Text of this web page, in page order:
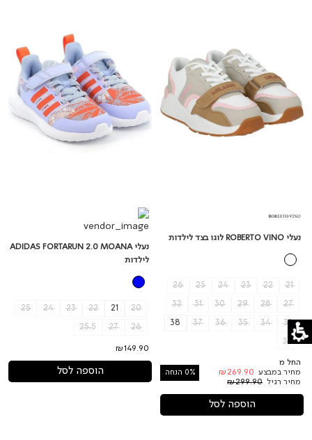
נעלי ROBERTO VINO לוגו בצד לילדות
21
22
23
24
25
26
27
28
29
30
31
32
33
34
35
36
37
38
39
0% הנחה
החל מ
מחיר במבצע ₪269.90
מחיר רגיל ₪299.90
הוספה לסל
נעלי ADIDAS FORTARUN 2.0 MOANA
לילדות
20
21
22
23
24
25
26
27
25.5
₪149.90
הוספה לסל